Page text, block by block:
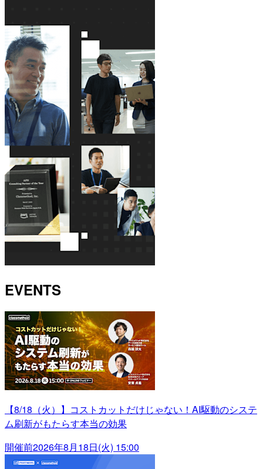
EVENTS
【8/18（火）】コストカットだけじゃない！AI駆動のシステ
ム刷新がもたらす本当の効果
開催前2026年8月18日(火) 15:00